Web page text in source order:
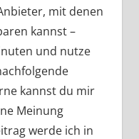
mit denen
kannst –
und nutze
kannst du mir
Meinung
werde ich in